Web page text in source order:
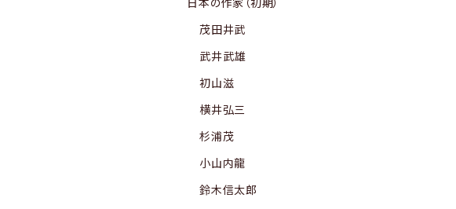
日本の作家（初期）
茂田井武
武井武雄
初山滋
横井弘三
杉浦茂
小山内龍
鈴木信太郎